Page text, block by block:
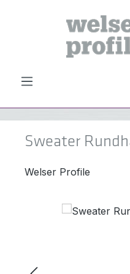
Zum Hauptinhalt springen
Sweater
Welser Profile
Bildergalerie